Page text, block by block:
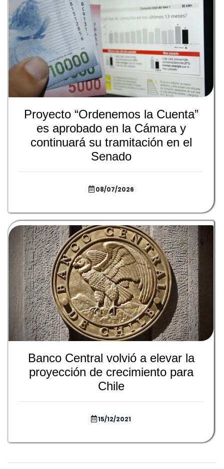
Proyecto “Ordenemos la Cuenta”
es aprobado en la Cámara y
continuará su tramitación en el
Senado
08/07/2026
Banco Central volvió a elevar la
proyección de crecimiento para
Chile
15/12/2021